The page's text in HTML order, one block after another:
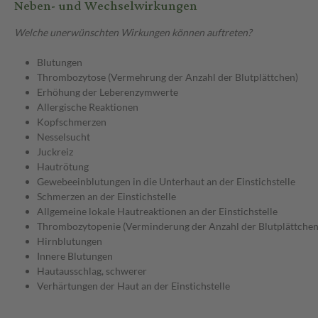
Neben- und Wechselwirkungen
Welche unerwünschten Wirkungen können auftreten?
Blutungen
Thrombozytose (Vermehrung der Anzahl der Blutplättchen)
Erhöhung der Leberenzymwerte
Allergische Reaktionen
Kopfschmerzen
Nesselsucht
Juckreiz
Hautrötung
Gewebeeinblutungen in die Unterhaut an der Einstichstelle
Schmerzen an der Einstichstelle
Allgemeine lokale Hautreaktionen an der Einstichstelle
Thrombozytopenie (Verminderung der Anzahl der
Hirnblutungen
Innere Blutungen
Hautausschlag, schwerer
Verhärtungen der Haut an der Einstichstelle